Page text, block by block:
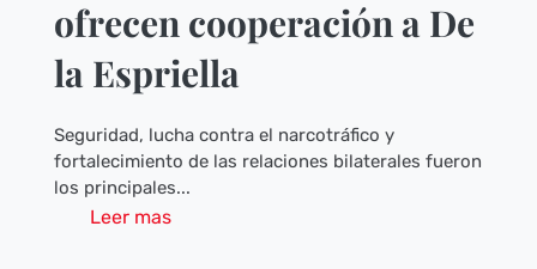
ofrecen cooperación a De
la Espriella
Seguridad, lucha contra el narcotráfico y
fortalecimiento de las relaciones bilaterales fueron
los principales...
Leer mas